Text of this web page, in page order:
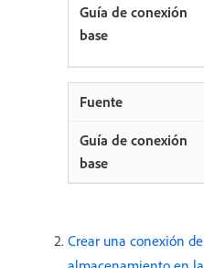
Crear una conexión